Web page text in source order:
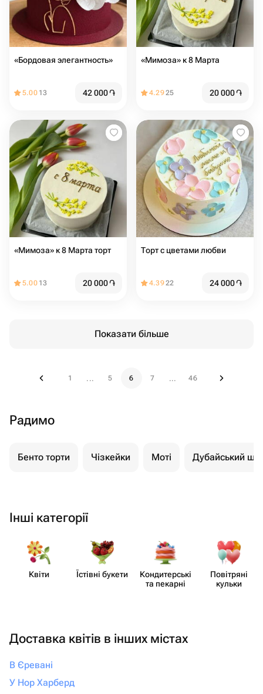
«Бордовая элегантность»
5.00 13 42 000֏
«Мимоза» к 8 Марта
4.2925 20 000֏
«Мимоза» к 8 Марта торт
5.00 13 20 000֏
Торт с цветами любви
4.3922 24 000֏
Показати більше
1 ... 5 6 7 ... 46
Радимо
Бенто торти Чізкейки Моті Дубайський
Інші категорії
Квіти Їстівні букети
Кондит​ерські
та пекарні
Повітряні
кульки
Доставка квітів в інших містах
В Єревані
У Нор Харберд